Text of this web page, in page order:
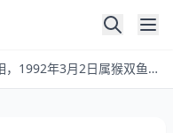
1992年3月2日属相，1992年3月2日属猴双鱼座男生性格